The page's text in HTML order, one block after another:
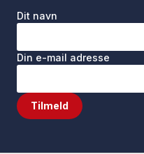
Dit navn
Din e-mail adresse
Tilmeld